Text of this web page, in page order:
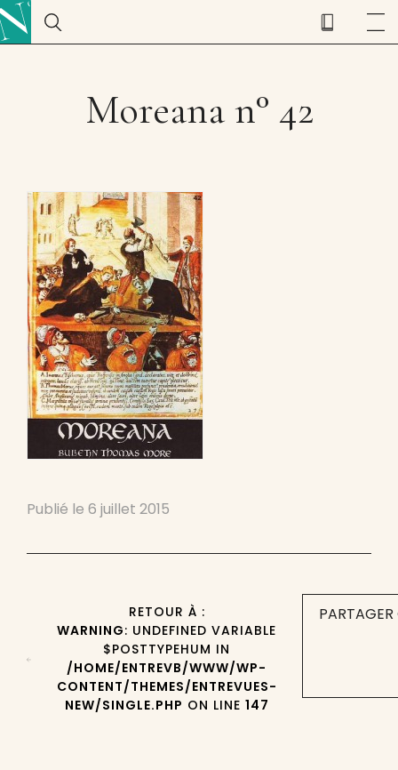
Moreana n° 42
Publié le 6 juillet 2015
RETOUR À :
WARNING: UNDEFINED VARIABLE
$POSTTYPEHUM IN
/HOME/ENTREVB/WWW/WP-
CONTENT/THEMES/ENTREVUES-
NEW/SINGLE.PHP ON LINE 147